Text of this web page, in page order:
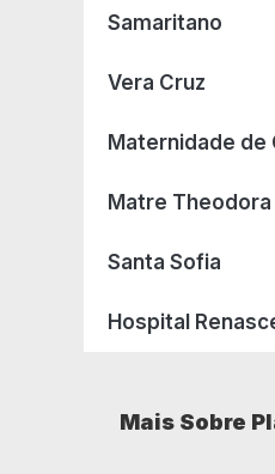
Samaritano
Vera Cruz
Maternidade de
Matre Theodora
Santa Sofia
Hospital
Mais Sobre